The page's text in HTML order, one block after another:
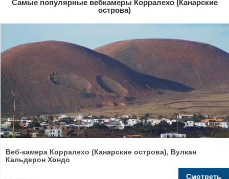
Самые популярные вебкамеры Корралехо (Канарские
острова)
Веб-камера Корралехо (Канарские острова), Вулкан
Кальдерон Хондо
Смотреть